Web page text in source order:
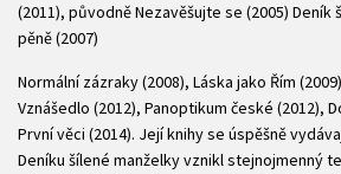
(2011), původně Nezavěšujte se (2005) Deník
pěně (2007)
Normální zázraky (2008), Láska jako Řím
Vznášedlo (2012), Panoptikum české (2012),
První věci (2014). Její knihy se úspěšně
Deníku šílené manželky vznikl stejnojmenný